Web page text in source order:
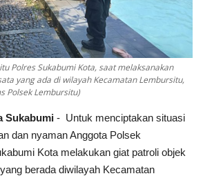
Polres Sukabumi Kota, saat melaksanakan
yang ada di wilayah Kecamatan Lembursitu,
Polsek Lembursitu)
Sukabumi - Untuk menciptakan situasi
dan nyaman Anggota Polsek
Kota melakukan giat patroli objek
berada diwilayah Kecamatan